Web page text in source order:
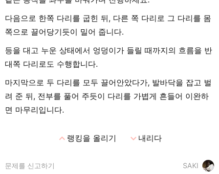
다음으로 한쪽 다리를 굽힌 뒤, 다른 쪽 다리로 그 다리를 몸
쪽으로 끌어당기듯이 밀어 줍니다.
등을 대고 누운 상태에서 엉덩이가 들릴 때까지의 흐름을 반
대쪽 다리로도 수행합니다.
마지막으로 두 다리를 모두 끌어안았다가, 발바닥을 잡고 벌
려 준 뒤, 전부를 풀어 주듯이 다리를 가볍게 흔들어 이완하
면 마무리입니다.
expand_less랭킹을 올리기 expand_more내리다
SAKI
문제를 신고하기